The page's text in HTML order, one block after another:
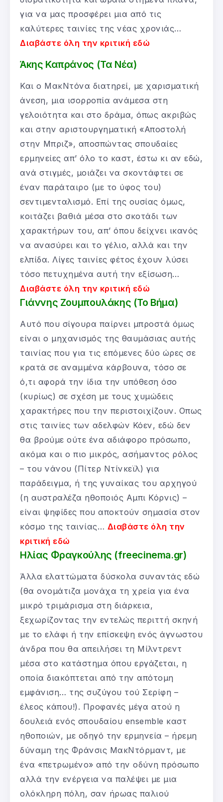
για να μας προσφέρει μια από τις
καλύτερες ταινίες της νέας χρονιάς…
Διαβάστε όλη την κριτική εδώ
Άκης Καπράνος (Τα Νέα)
Και ο ΜακΝτόνα διατηρεί, με χαρισματική
άνεση, μια ισορροπία ανάμεσα στη
γελοιότητα και στο δράμα, όπως ακριβώς
και στην αριστουργηματική «Αποστολή
στην Μπριζ», αποσπώντας σπουδαίες
ερμηνείες απ’ όλο το καστ, έστω κι αν εδώ,
ανά στιγμές, μοιάζει να σκοντάφτει σε
έναν παράταιρο (με το ύφος του)
σεντιμενταλισμό. Επί της ουσίας όμως,
κοιτάζει βαθιά μέσα στο σκοτάδι των
χαρακτήρων του, απ’ όπου δείχνει ικανός
να ανασύρει και το γέλιο, αλλά και την
ελπίδα. Λίγες ταινίες φέτος έχουν λύσει
τόσο πετυχημένα αυτή την εξίσωση…
Διαβάστε όλη την κριτική εδώ
Γιάννης Ζουμπουλάκης (Το Βήμα)
Αυτό που σίγουρα παίρνει μπροστά όμως
είναι ο μηχανισμός της θαυμάσιας αυτής
ταινίας που για τις επόμενες δύο ώρες σε
κρατά σε αναμμένα κάρβουνα, τόσο σε
ό,τι αφορά την ίδια την υπόθεση όσο
(κυρίως) σε σχέση με τους χυμώδεις
χαρακτήρες που την περιστοιχίζουν. Οπως
στις ταινίες των αδελφών Κόεν, εδώ δεν
θα βρούμε ούτε ένα αδιάφορο πρόσωπο,
ακόμα και ο πιο μικρός, ασήμαντος ρόλος
– του νάνου (Πίτερ Ντίνκεϊλ) για
παράδειγμα, ή της γυναίκας του αρχηγού
(η αυστραλέζα ηθοποιός Αμπι Κόρνις) –
είναι ψηφίδες που αποκτούν σημασία στον
κόσμο της ταινίας… Διαβάστε όλη την
κριτική εδώ
Ηλίας Φραγκούλης (freecinema.gr)
Άλλα ελαττώματα δύσκολα συναντάς εδώ
(θα ονομάτιζα μονάχα τη χρεία για ένα
μικρό τριμάρισμα στη διάρκεια,
ξεχωρίζοντας την εντελώς περιττή σκηνή
με το ελάφι ή την επίσκεψη ενός άγνωστου
άνδρα που θα απειλήσει τη Μίλντρεντ
μέσα στο κατάστημα όπου εργάζεται, η
οποία διακόπτεται από την απότομη
εμφάνιση… της συζύγου τού Σερίφη –
έλεος κάπου!). Προφανές μέγα ατού η
δουλειά ενός σπουδαίου ensemble καστ
ηθοποιών, με οδηγό την ερμηνεία – ήρεμη
δύναμη της Φράνσις ΜακΝτόρμαντ, με
ένα «πετρωμένο» από την οδύνη πρόσωπο
αλλά την ενέργεια να παλέψει με μια
ολόκληρη πόλη, σαν ήρωας παλιού